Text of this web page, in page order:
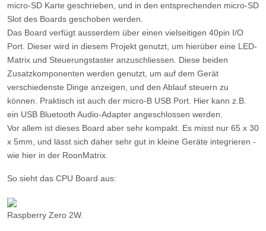
micro-SD Karte geschrieben, und in den entsprechenden micro-SD
Slot des Boards geschoben werden.
Das Board verfügt ausserdem über einen vielseitigen 40pin I/O
Port. Dieser wird in diesem Projekt genutzt, um hierüber eine LED-
Matrix und Steuerungstaster anzuschliessen. Diese beiden
Zusatzkomponenten werden genutzt, um auf dem Gerät
verschiedenste Dinge anzeigen, und den Ablauf steuern zu
können. Praktisch ist auch der micro-B USB Port. Hier kann z.B.
ein USB Bluetooth Audio-Adapter angeschlossen werden.
Vor allem ist dieses Board aber sehr kompakt. Es misst nur 65 x 30
x 5mm, und lässt sich daher sehr gut in kleine Geräte integrieren -
wie hier in der RoonMatrix.
So sieht das CPU Board aus:
Raspberry Zero 2W.